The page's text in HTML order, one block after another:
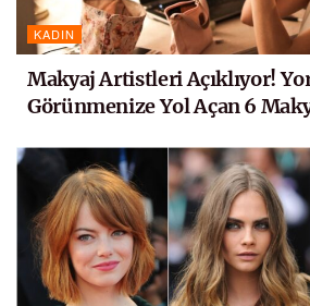
KADIN
Makyaj Artistleri Açıklıyor!
Görünmenize Yol Açan 6